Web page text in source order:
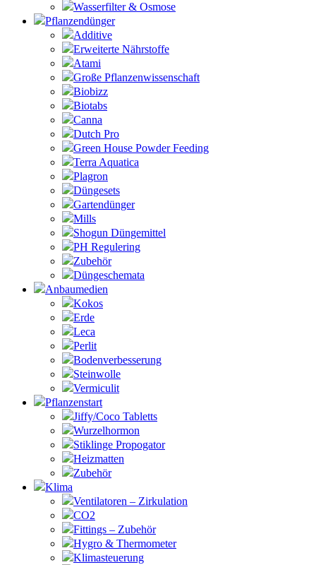
Wasserfilter & Osmose
Pflanzendünger
Additive
Erweiterte Nährstoffe
Atami
Große Pflanzenwissenschaft
Biobizz
Biotabs
Canna
Dutch Pro
Green House Powder Feeding
Terra Aquatica
Plagron
Düngesets
Gartendünger
Mills
Shogun Düngemittel
PH Regulering
Zubehör
Düngeschemata
Anbaumedien
Kokos
Erde
Leca
Perlit
Bodenverbesserung
Steinwolle
Vermiculit
Pflanzenstart
Jiffy/Coco Tabletts
Wurzelhormon
Stiklinge Propogator
Heizmatten
Zubehör
Klima
Ventilatoren – Zirkulation
CO2
Fittings – Zubehör
Hygro & Thermometer
Klimasteuerung